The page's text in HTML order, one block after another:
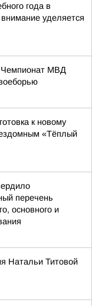
года в
уделяется
Чемпионат МВД
к новому
«Тёплый
перечень
основного и
Натальи Титовой